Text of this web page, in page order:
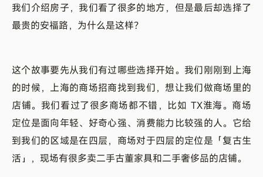
我们介绍房子，我们看了很多的地方，但是最后却选择了
最贵的安福路，为什么是这样？
这个故事要先从我们有过哪些选择开始。我们刚刚到上海
的时候，上海的商场招商找到我们，想让我们做商场里的
店铺。我们看过了很多商场都不错，比如 TX淮海。商场
定位是面向年轻、好奇心强、消费能力比较强的人。它给
到我们的区域是在四层，商场对于四层的定位是「复古生
活」，现场有很多卖二手古董家具和二手奢侈品的店铺。